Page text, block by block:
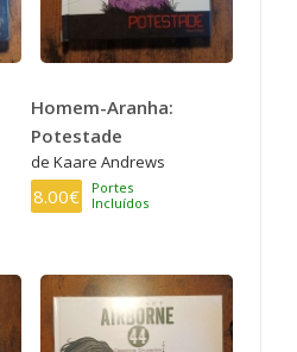
Homem-Aranha:
Potestade
de Kaare Andrews
8.00€
Portes
Incluídos